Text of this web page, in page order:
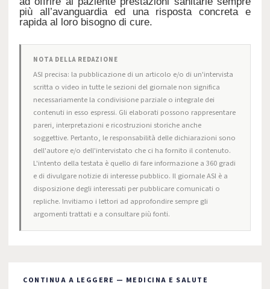
più all’avanguardia ed una risposta concreta e
rapida al loro bisogno di cure.
NOTA DELLA REDAZIONE
ASI precisa: la pubblicazione di un articolo e/o di un'intervista
scritta o video in tutte le sezioni del giornale non significa
necessariamente la condivisione parziale o integrale dei
contenuti in esso espressi. Gli elaborati possono rappresentare
pareri, interpretazioni e ricostruzioni storiche anche
soggettive. Pertanto, le responsabilità delle dichiarazioni sono
dell'autore e/o dell'intervistato che ci ha fornito il contenuto.
L'intento della testata è quello di fare informazione a 360 gradi
e di divulgare notizie di interesse pubblico. Il giornale ASI è a
disposizione degli interessati per pubblicare comunicati o
repliche. Invitiamo i lettori ad approfondire sempre gli
argomenti trattati e a consultare più fonti.
CONTINUA A LEGGERE — MEDICINA E SALUTE